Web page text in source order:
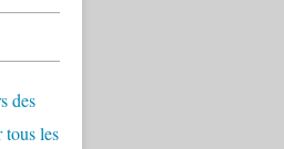
des
tous les